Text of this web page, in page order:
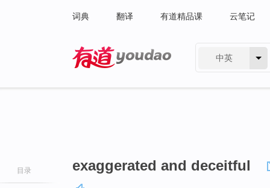
词典 翻译 有道精品课 云笔记
中英
目录 exaggerated and deceitful